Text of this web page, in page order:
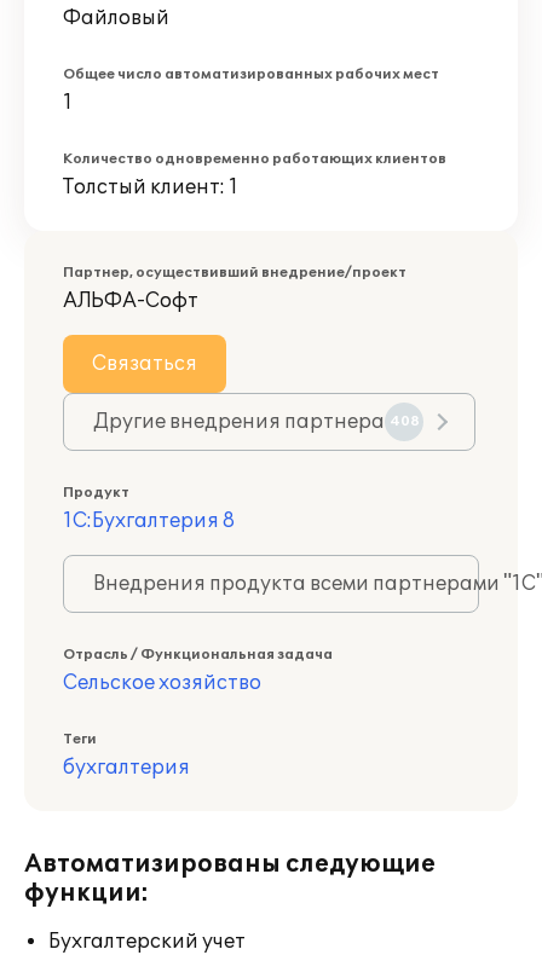
Файловый
Общее число автоматизированных рабочих мест
1
Количество одновременно работающих клиентов
Толстый клиент: 1
Партнер, осуществивший внедрение/проект
АЛЬФА-Софт
Связаться
Другие внедрения партнера 408
Продукт
1С:Бухгалтерия 8
Внедрения продукта всеми партнерами
Отрасль / Функциональная задача
Сельское хозяйство
Теги
бухгалтерия
Автоматизированы следующие
функции:
Бухгалтерский учет